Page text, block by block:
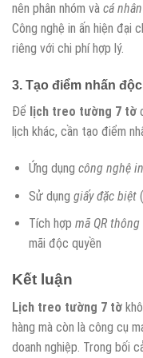
nên phân nhóm và cá
Công nghệ in ấn hiện đại
riêng với chi phí hợp lý.
3. Tạo điểm nhấn
Để lịch treo tường 7 tờ
lịch khác, cần tạo điểm
Ứng dụng công nghệ
Sử dụng giấy đặc biệt
Tích hợp mã QR
mãi độc quyền
Kết luận
Lịch treo tường 7 tờ
hàng mà còn là công cụ
doanh nghiệp. Trong bối